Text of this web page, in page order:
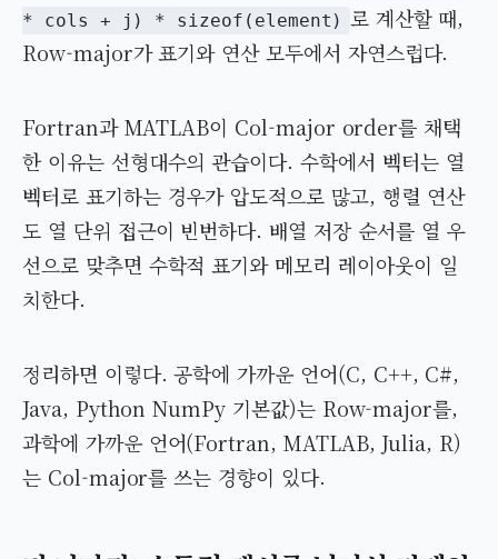
* cols + j) * sizeof(element) 로 계산할 때,
Row-major가 표기와 연산 모두에서 자연스럽다.
Fortran과 MATLAB이 Col-major order를 채택
한 이유는 선형대수의 관습이다. 수학에서 벡터는 열
벡터로 표기하는 경우가 압도적으로 많고, 행렬 연산
도 열 단위 접근이 빈번하다. 배열 저장 순서를 열 우
선으로 맞추면 수학적 표기와 메모리 레이아웃이 일
치한다.
정리하면 이렇다. 공학에 가까운 언어(C, C++, C#,
Java, Python NumPy 기본값)는 Row-major를,
과학에 가까운 언어(Fortran, MATLAB, Julia, R)
는 Col-major를 쓰는 경향이 있다.